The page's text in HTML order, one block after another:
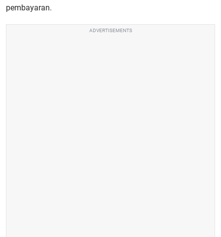
pembayaran.
ADVERTISEMENTS